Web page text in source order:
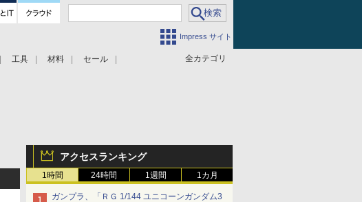
Impress サイト
全カテゴリ
工具 材料 セール
アクセスランキング
1時間 24時間 1週間 1カ月
ガンプラ、「ＲＧ 1/144 ユニコーンガンダム3